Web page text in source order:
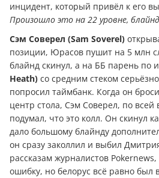
инцидент, который привёл к его
Произошло это на 22 уровне,
Сэм Соверел (Sam Soverel)
позиции, Юрасов пушит на 5 млн
блайнд скинул, а на ББ парень по
Heath) со средним стеком
попросил таймбанк. Когда он
центр стола, Сэм Соверел, по всей
подумал, что это колл. Он скинул
дало большому блайнду
он сразу заколлил и выбил
рассказам журналистов
ошибку, но белорус всё равно был